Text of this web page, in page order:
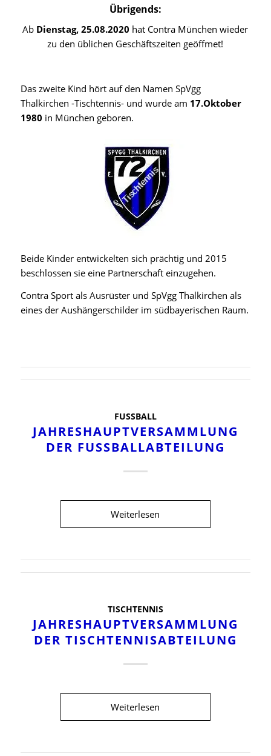
Übrigends:
Ab Dienstag, 25.08.2020 hat Contra München wieder
zu den üblichen Geschäftszeiten geöffmet!
Das zweite Kind hört auf den Namen SpVgg
Thalkirchen -Tischtennis- und wurde am 17.Oktober
1980 in München geboren.
Beide Kinder entwickelten sich prächtig und 2015
beschlossen sie eine Partnerschaft einzugehen.
Contra Sport als Ausrüster und SpVgg Thalkirchen als
eines der Aushängerschilder im südbayerischen Raum.
FUSSBALL
JAHRESHAUPTVERSAMMLUNG
DER FUSSBALLABTEILUNG
Weiterlesen
TISCHTENNIS
JAHRESHAUPTVERSAMMLUNG
DER TISCHTENNISABTEILUNG
Weiterlesen